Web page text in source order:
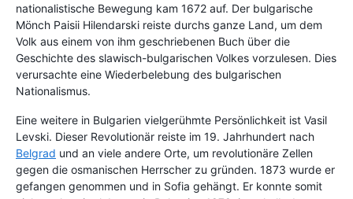
nationalistische Bewegung kam 1672 auf. Der bulgarische
Mönch Paisii Hilendarski reiste durchs ganze Land, um dem
Volk aus einem von ihm geschriebenen Buch über die
Geschichte des slawisch-bulgarischen Volkes vorzulesen. Dies
verursachte eine Wiederbelebung des bulgarischen
Nationalismus.
Eine weitere in Bulgarien vielgerühmte Persönlichkeit ist Vasil
Levski. Dieser Revolutionär reiste im 19. Jahrhundert nach
Belgrad und an viele andere Orte, um revolutionäre Zellen
gegen die osmanischen Herrscher zu gründen. 1873 wurde er
gefangen genommen und in Sofia gehängt. Er konnte somit